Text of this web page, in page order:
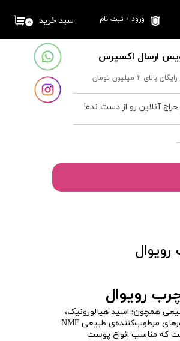
ارسال اکسپرس
بالای 2 میلیون تومان
۰ سبد خرید ورود / ثبت نام
تغییر گذر واژه
سفارشات
خروج از حساب
کاربری
آنلاین رو از دست نده!
رویوال
همچون؛ اسید هیالورونیک،
مواد پاک‌کننده با منشأ طبیعی، پروویتامین ب۵ B5 و فاکتور‌های مرطوب‌‌کننده‌ی طبیعی NMF
که مناسب انواع پوست